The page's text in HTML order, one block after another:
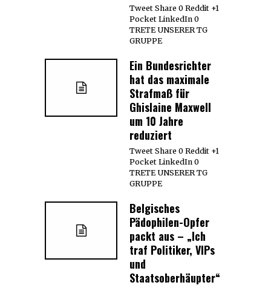
Tweet Share 0 Reddit +1
Pocket LinkedIn 0
TRETE UNSERER TG
GRUPPE
Ein Bundesrichter
hat das maximale
Strafmaß für
Ghislaine Maxwell
um 10 Jahre
reduziert
Tweet Share 0 Reddit +1
Pocket LinkedIn 0
TRETE UNSERER TG
GRUPPE
Belgisches
Pädophilen-Opfer
packt aus – „Ich
traf Politiker, VIPs
und
Staatsoberhäupter“